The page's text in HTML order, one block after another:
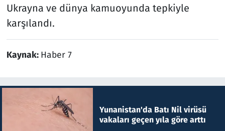
Ukrayna ve dünya kamuoyunda tepkiyle
karşılandı.
Kaynak: Haber 7
Yunanistan'da Batı Nil virüsü
vakaları geçen yıla göre arttı